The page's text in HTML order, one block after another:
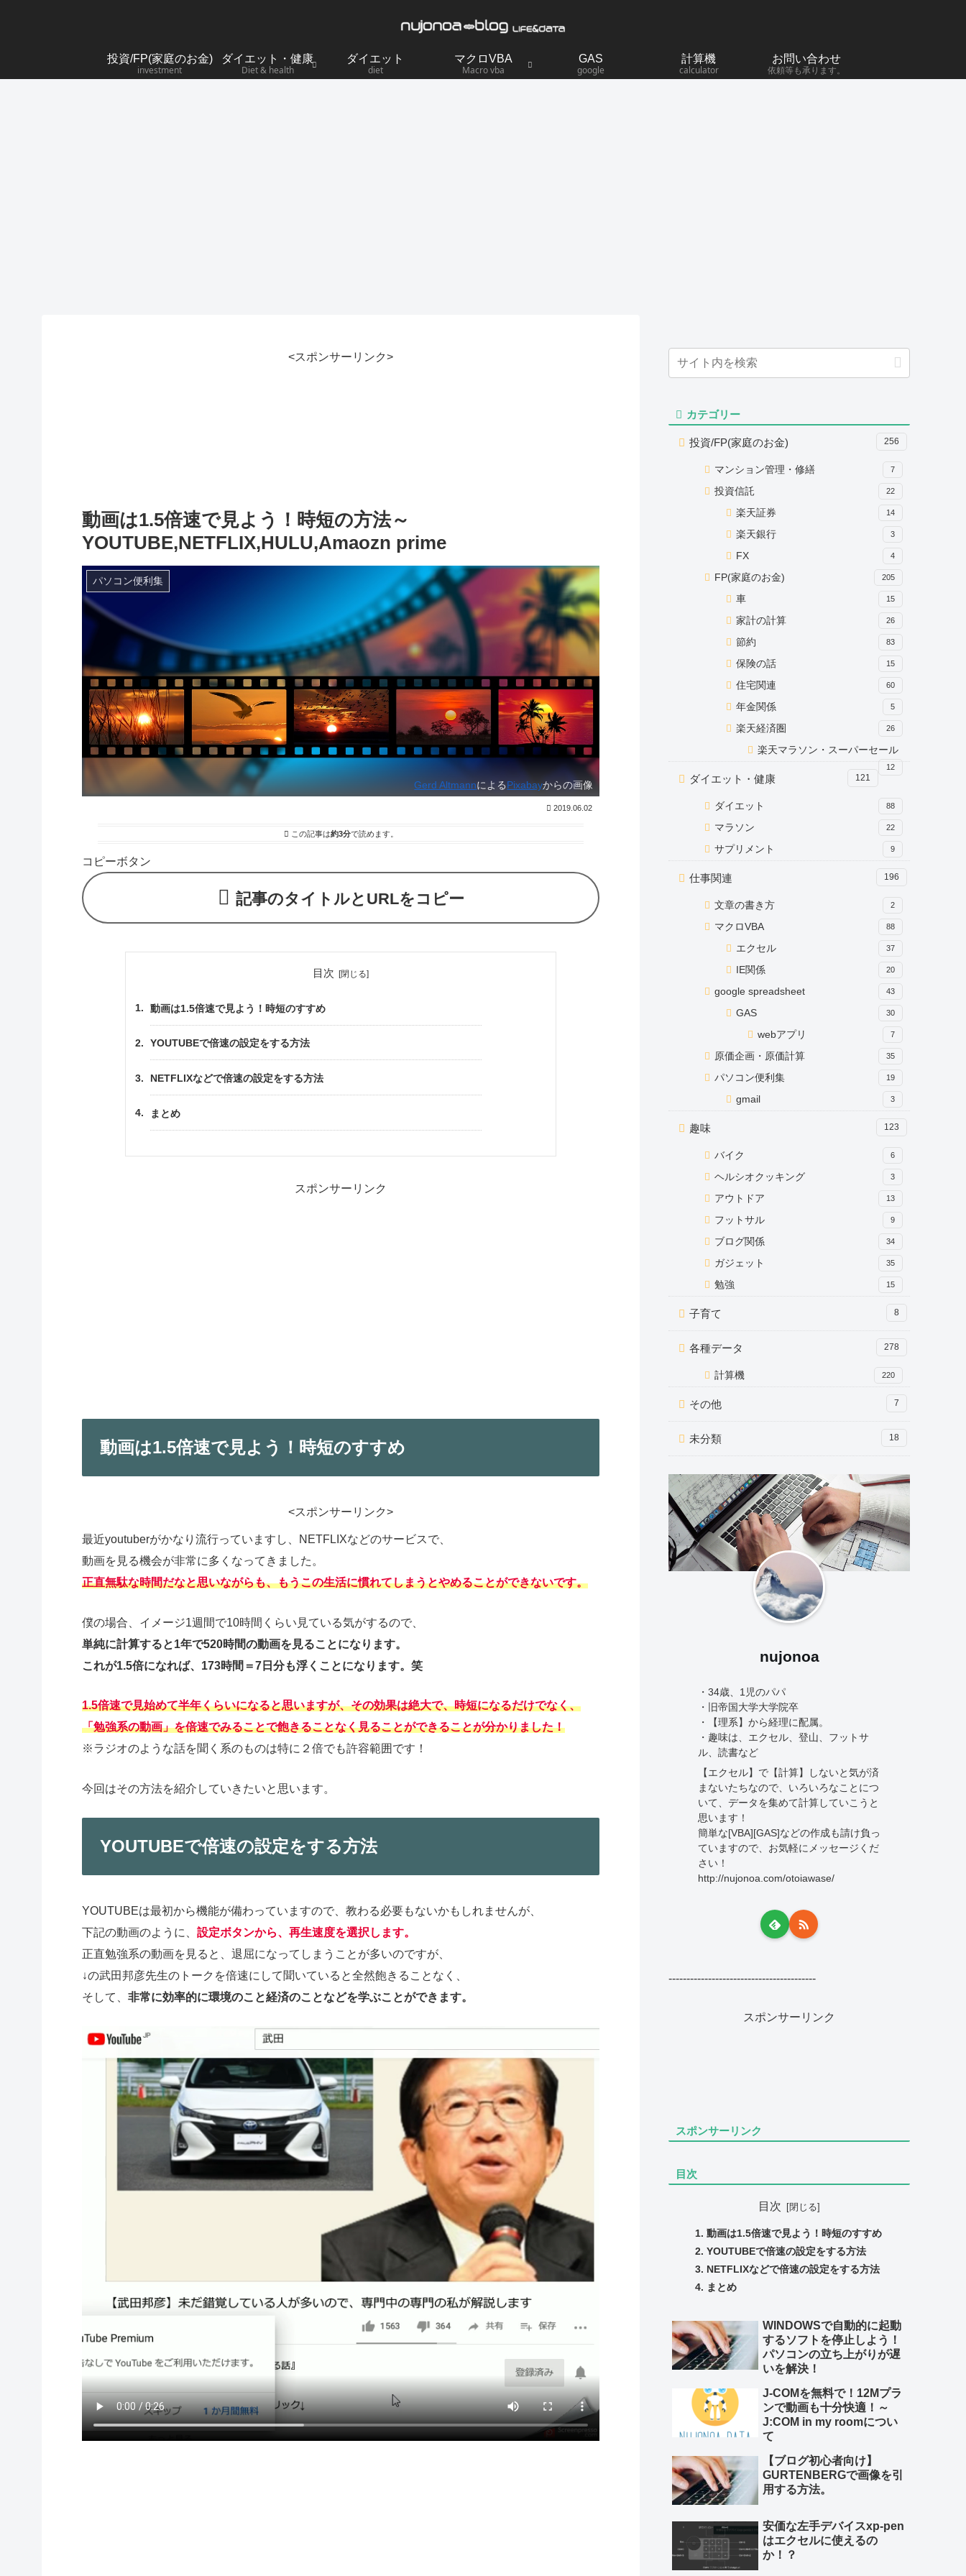
投資/FP(家庭のお金)
investment
ダイエット・健康
Diet & health
ダイエット
diet
マクロVBA
Macro vba
GAS
google
計算機
calculator
お問い合わせ
依頼等も承ります。
<スポンサーリンク>
動画は1.5倍速で見よう！時短の方法～
YOUTUBE,NETFLIX,HULU,Amaozn prime
パソコン便利集
Gerd AltmannによるPixabayからの画像
2019.06.02
この記事は約3分で読めます。
コピーボタン
記事のタイトルとURLをコピー
目次
動画は1.5倍速で見よう！時短のすすめ
YOUTUBEで倍速の設定をする方法
NETFLIXなどで倍速の設定をする方法
まとめ
スポンサーリンク
動画は1.5倍速で見よう！時短のすすめ
<スポンサーリンク>
最近youtuberがかなり流行っていますし、NETFLIXなどのサービスで、
動画を見る機会が非常に多くなってきました。
正直無駄な時間だなと思いながらも、もうこの生活に慣れてしまうとやめることができないです。
僕の場合、イメージ1週間で10時間くらい見ている気がするので、
単純に計算すると1年で520時間の動画を見ることになります。
これが1.5倍になれば、173時間＝7日分も浮くことになります。笑
1.5倍速で見始めて半年くらいになると思いますが、その効果は絶大で、時短になるだけでなく、
「勉強系の動画」を倍速でみることで飽きることなく見ることができることが分かりました！
※ラジオのような話を聞く系のものは特に２倍でも許容範囲です！
今回はその方法を紹介していきたいと思います。
YOUTUBEで倍速の設定をする方法
YOUTUBEは最初から機能が備わっていますので、教わる必要もないかもしれませんが、
下記の動画のように、 設定ボタンから、再生速度を選択します。
正直勉強系の動画を見ると、退屈になってしまうことが多いのですが、
↓の武田邦彦先生のトークを倍速にして聞いていると全然飽きることなく、
そして、 非常に効率的に環境のこと経済のことなどを学ぶことができます。
カテゴリー
投資/FP(家庭のお金) 256
マンション管理・修繕 7
投資信託 22
楽天証券 14
楽天銀行 3
FX 4
FP(家庭のお金) 205
車 15
家計の計算 26
節約 83
保険の話 15
住宅関連 60
年金関係 5
楽天経済圏 26
楽天マラソン・スーパーセール
12
ダイエット・健康 121
ダイエット 88
マラソン 22
サプリメント 9
仕事関連 196
文章の書き方 2
マクロVBA 88
エクセル 37
IE関係 20
google spreadsheet 43
GAS 30
webアプリ 7
原価企画・原価計算 35
パソコン便利集 19
gmail 3
趣味 123
バイク 6
ヘルシオクッキング 3
アウトドア 13
フットサル 9
ブログ関係 34
ガジェット 35
勉強 15
子育て 8
各種データ 278
計算機 220
その他 7
未分類 18
nujonoa
・34歳、1児のパパ
・旧帝国大学大学院卒
・【理系】から経理に配属。
・趣味は、エクセル、登山、フットサ
ル、読書など
【エクセル】で【計算】しないと気が済
まないたちなので、いろいろなことにつ
いて、データを集めて計算していこうと
思います！
簡単な[VBA][GAS]などの作成も請け負っ
ていますので、お気軽にメッセージくだ
さい！
http://nujonoa.com/otoiawase/
-----------------------------------------
スポンサーリンク
スポンサーリンク
目次
目次
動画は1.5倍速で見よう！時短のすすめ
YOUTUBEで倍速の設定をする方法
NETFLIXなどで倍速の設定をする方法
まとめ
WINDOWSで自動的に起動
するソフトを停止しよう！
パソコンの立ち上がりが遅
いを解決！
J-COMを無料で！12Mプラ
ンで動画も十分快適！～
J:COM in my roomについ
て
【ブログ初心者向け】
GURTENBERGで画像を引
用する方法。
安価な左手デバイスxp-pen
はエクセルに使えるの
か！？